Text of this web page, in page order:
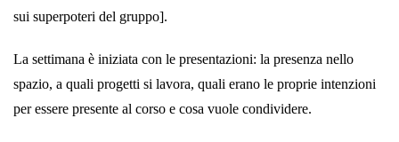
sui superpoteri del gruppo].
La settimana è iniziata con le presentazioni: la presenza nello
spazio, a quali progetti si lavora, quali erano le proprie intenzioni
per essere presente al corso e cosa vuole condividere.